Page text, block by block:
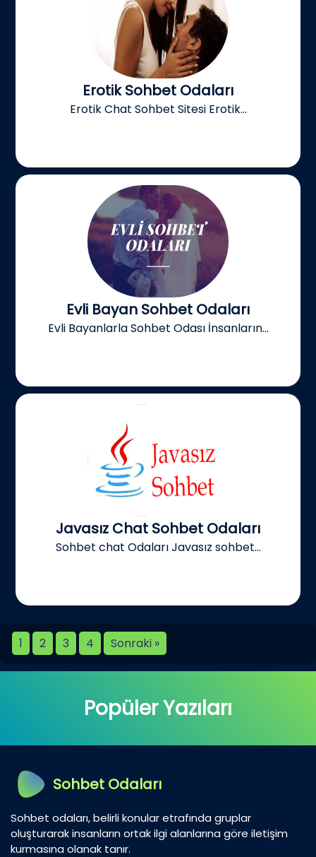
Erotik Sohbet Odaları
Erotik Chat Sohbet Sitesi Erotik...
Evli Bayan Sohbet Odaları
Evli Bayanlarla Sohbet Odası İnsanların...
Javasız Chat Sohbet Odaları
Sohbet chat Odaları Javasız sohbet...
1 2 3 4 Sonraki »
Popüler Yazıları
Sohbet Odaları
Sohbet odaları, belirli konular etrafında gruplar
oluşturarak insanların ortak ilgi alanlarına göre iletişim
kurmasına olanak tanır.